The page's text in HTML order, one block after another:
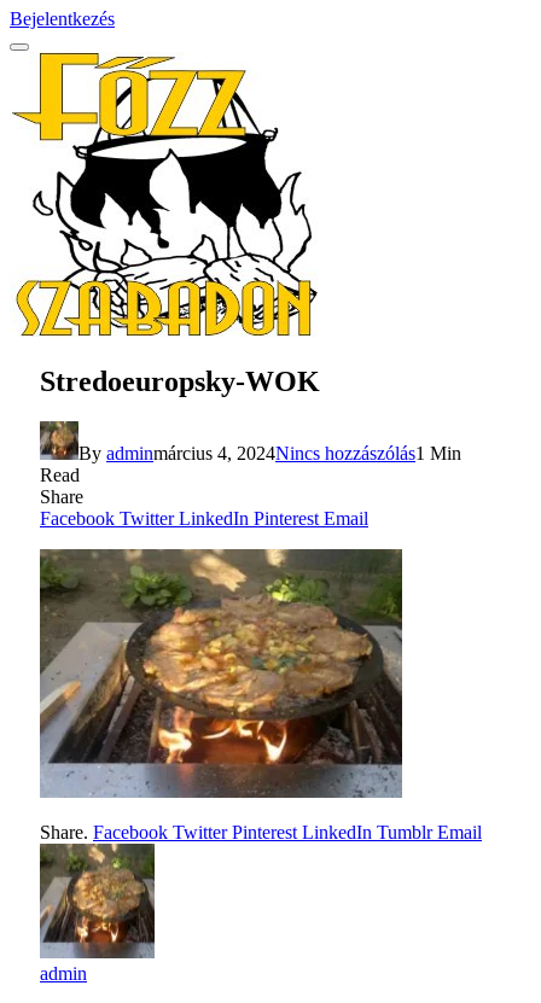
Bejelentkezés
Stredoeuropsky-WOK
By adminmárcius 4, 2024Nincs hozzászólás1 Min
Read
Share
Facebook Twitter LinkedIn Pinterest Email
Share. Facebook Twitter Pinterest LinkedIn Tumblr Email
admin